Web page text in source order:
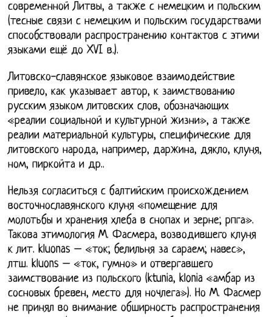
современной Литвы, а также с немецким и польским
(тесные связи с немецким и польским государствами
способствовали распространению контактов с этими
языками ещё до XVI в.).
Литовско-славянское языковое взаимодействие
привело, как указывает автор, к заимствованию
русским языком литовских слов, обозначающих
«реалии социальной и культурной жизни», а также
реалии материальной культуры, специфические для
литовского народа, например, даржина, дякло, клуня,
ном, пиркойта и др..
Нельзя согласиться с балтийским происхождением
восточнославянского клуня «помещение для
молотьбы и хранения хлеба в снопах и зерне; рпга».
Такова этимология М. Фасмера, возводившего клуня
к лит. kluonas – «ток; белильня за сараем; навес»,
лтш. kluons – «ток, гумно» и отвергавшего
заимствование из польского (ktunia, klonia «амбар из
сосновых бревен, место для ночлега»). Но М. Фасмер
не принял во внимание обширность распространения